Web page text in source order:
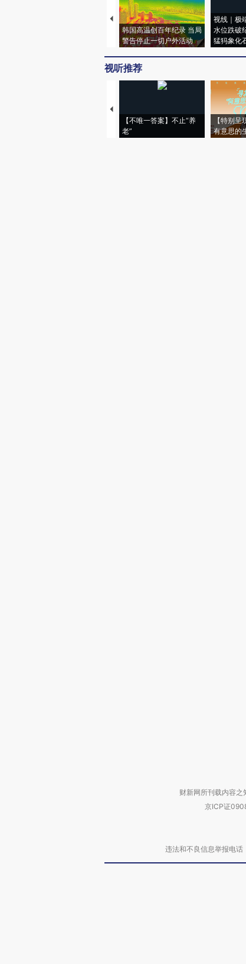
韩国高温创百年纪录 当局
警告停止一切户外活动
视线｜极
水位跌破
猛犸象化
视听推荐
【不唯一答案】不止“养
老”
【特别
有意思的
财新网所刊载内容之
京ICP证
违法和不良信息举报电